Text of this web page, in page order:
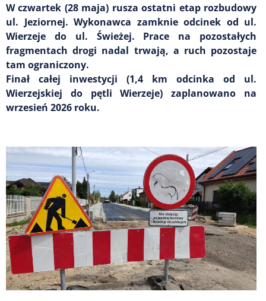
W czwartek (28 maja) rusza ostatni etap rozbudowy
ul. Jeziornej. Wykonawca zamknie odcinek od ul.
Wierzeje do ul. Świeżej. Prace na pozostałych
fragmentach drogi nadal trwają, a ruch pozostaje
tam ograniczony.
Finał całej inwestycji (1,4 km odcinka od ul.
Wierzejskiej do pętli Wierzeje) zaplanowano na
wrzesień 2026 roku.